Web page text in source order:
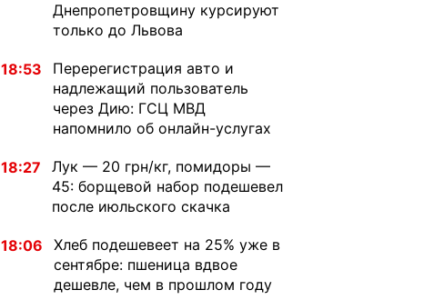
Днепропетровщину курсируют
только до Львова
18:53
Перерегистрация авто и
надлежащий пользователь
через Дию: ГСЦ МВД
напомнило об онлайн-услугах
18:27
Лук — 20 грн/кг, помидоры —
45: борщевой набор подешевел
после июльского скачка
18:06
Хлеб подешевеет на 25% уже в
сентябре: пшеница вдвое
дешевле, чем в прошлом году